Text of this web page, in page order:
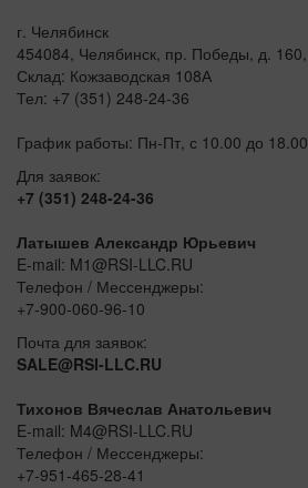
г. Челябинск
454084, Челябинск, пр. Победы, д.
Склад: Кожзаводская 108А
Тел: +7 (351) 248-24-36
График работы: Пн-Пт, с 10.00 до 18.00
Для заявок:
+7 (351) 248-24-36
Латышев Александр Юрьевич
E-mail: M1@RSI-LLC.RU
Телефон / Мессенджеры:
+7-900-060-96-10
Почта для заявок:
SALE@RSI-LLC.RU
Тихонов Вячеслав Анатольевич
E-mail: M4@RSI-LLC.RU
Телефон / Мессенджеры:
+7-951-465-28-41